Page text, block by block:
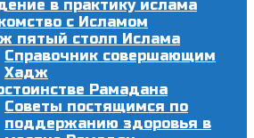
в практику ислама
с Исламом
пятый столп Ислама
Справочник совершающим
Хадж
Рамадана
Советы постящимся по
поддержанию здоровья в